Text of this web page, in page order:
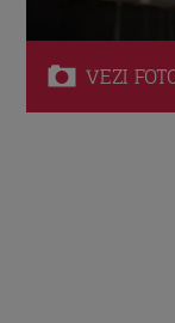
VEZI